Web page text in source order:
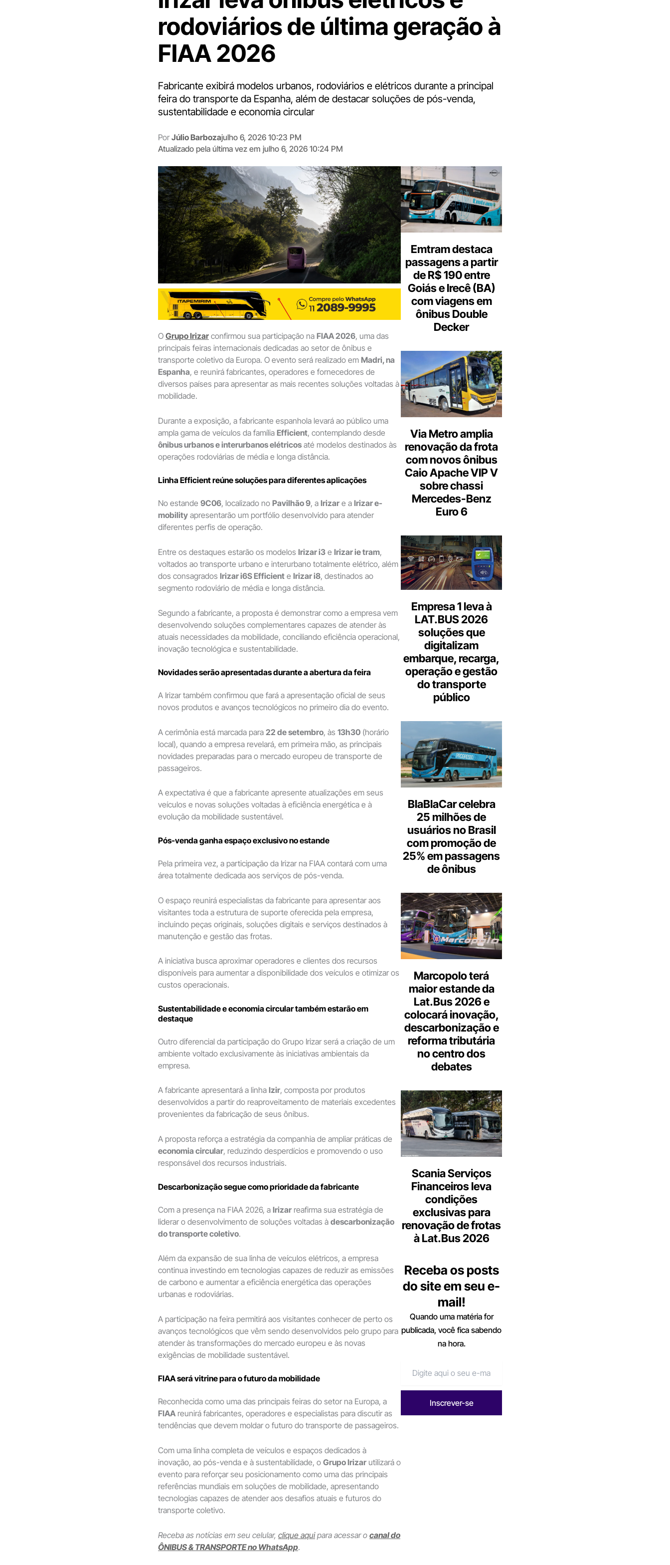
rodoviários de última geração à
FIAA 2026
Fabricante exibirá modelos urbanos, rodoviários e elétricos durante a principal
feira do transporte da Espanha, além de destacar soluções de pós-venda,
sustentabilidade e economia circular
Por Júlio Barbozajulho 6, 2026 10:23 PM
Atualizado pela última vez em julho 6, 2026 10:24 PM
O Grupo Irizar confirmou sua participação na FIAA 2026, uma das
principais feiras internacionais dedicadas ao setor de ônibus e
transporte coletivo da Europa. O evento será realizado em Madri, na
Espanha, e reunirá fabricantes, operadores e fornecedores de
diversos países para apresentar as mais recentes soluções voltadas à
mobilidade.
Durante a exposição, a fabricante espanhola levará ao público uma
ampla gama de veículos da família Efficient, contemplando desde
ônibus urbanos e interurbanos elétricos até modelos destinados às
operações rodoviárias de média e longa distância.
Linha Efficient reúne soluções para diferentes aplicações
No estande 9C06, localizado no Pavilhão 9, a Irizar e a Irizar e-
mobility apresentarão um portfólio desenvolvido para atender
diferentes perfis de operação.
Entre os destaques estarão os modelos Irizar i3 e Irizar ie tram,
voltados ao transporte urbano e interurbano totalmente elétrico, além
dos consagrados Irizar i6S Efficient e Irizar i8, destinados ao
segmento rodoviário de média e longa distância.
Segundo a fabricante, a proposta é demonstrar como a empresa vem
desenvolvendo soluções complementares capazes de atender às
atuais necessidades da mobilidade, conciliando eficiência operacional,
inovação tecnológica e sustentabilidade.
Novidades serão apresentadas durante a abertura da feira
A Irizar também confirmou que fará a apresentação oficial de seus
novos produtos e avanços tecnológicos no primeiro dia do evento.
A cerimônia está marcada para 22 de setembro, às 13h30 (horário
local), quando a empresa revelará, em primeira mão, as principais
novidades preparadas para o mercado europeu de transporte de
passageiros.
A expectativa é que a fabricante apresente atualizações em seus
veículos e novas soluções voltadas à eficiência energética e à
evolução da mobilidade sustentável.
Pós-venda ganha espaço exclusivo no estande
Pela primeira vez, a participação da Irizar na FIAA contará com uma
área totalmente dedicada aos serviços de pós-venda.
O espaço reunirá especialistas da fabricante para apresentar aos
visitantes toda a estrutura de suporte oferecida pela empresa,
incluindo peças originais, soluções digitais e serviços destinados à
manutenção e gestão das frotas.
A iniciativa busca aproximar operadores e clientes dos recursos
disponíveis para aumentar a disponibilidade dos veículos e otimizar os
custos operacionais.
Sustentabilidade e economia circular também estarão em
destaque
Outro diferencial da participação do Grupo Irizar será a criação de um
ambiente voltado exclusivamente às iniciativas ambientais da
empresa.
A fabricante apresentará a linha Izir, composta por produtos
desenvolvidos a partir do reaproveitamento de materiais excedentes
provenientes da fabricação de seus ônibus.
A proposta reforça a estratégia da companhia de ampliar práticas de
economia circular, reduzindo desperdícios e promovendo o uso
responsável dos recursos industriais.
Descarbonização segue como prioridade da fabricante
Com a presença na FIAA 2026, a Irizar reafirma sua estratégia de
liderar o desenvolvimento de soluções voltadas à descarbonização
do transporte coletivo.
Além da expansão de sua linha de veículos elétricos, a empresa
continua investindo em tecnologias capazes de reduzir as emissões
de carbono e aumentar a eficiência energética das operações
urbanas e rodoviárias.
A participação na feira permitirá aos visitantes conhecer de perto os
avanços tecnológicos que vêm sendo desenvolvidos pelo grupo para
atender às transformações do mercado europeu e às novas
exigências de mobilidade sustentável.
FIAA será vitrine para o futuro da mobilidade
Reconhecida como uma das principais feiras do setor na Europa, a
FIAA reunirá fabricantes, operadores e especialistas para discutir as
tendências que devem moldar o futuro do transporte de passageiros.
Com uma linha completa de veículos e espaços dedicados à
inovação, ao pós-venda e à sustentabilidade, o Grupo Irizar utilizará o
evento para reforçar seu posicionamento como uma das principais
referências mundiais em soluções de mobilidade, apresentando
tecnologias capazes de atender aos desafios atuais e futuros do
transporte coletivo.
Receba as notícias em seu celular, clique aquipara acessar o canal do
ÔNIBUS & TRANSPORTE no WhatsApp.
Emtram destaca
passagens a partir
de R$ 190 entre
Goiás e Irecê (BA)
com viagens em
ônibus Double
Decker
Via Metro amplia
renovação da frota
com novos ônibus
Caio Apache VIP V
sobre chassi
Mercedes-Benz
Euro 6
Empresa 1 leva à
LAT.BUS 2026
soluções que
digitalizam
embarque, recarga,
operação e gestão
do transporte
público
BlaBlaCar celebra
25 milhões de
usuários no Brasil
com promoção de
25% em passagens
de ônibus
Marcopolo terá
maior estande da
Lat.Bus 2026 e
colocará inovação,
descarbonização e
reforma tributária
no centro dos
debates
Scania Serviços
Financeiros leva
condições
exclusivas para
renovação de frotas
à Lat.Bus 2026
Receba os posts
do site em seu e-
mail!
Quando uma matéria for
publicada, você fica sabendo
na hora.
Digite
aqui
o
seu
mail
Inscrever-se